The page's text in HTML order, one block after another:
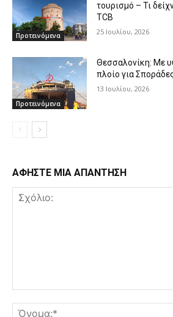
Προτεινόμενα
τουρισμό – Τι
TCB
25 Ιουλίου, 2026
Προτεινόμενα
Θεσσαλονίκη: Με
πλοίο για
13 Ιουλίου, 2026
ΑΦΗΣΤΕ ΜΙΑ ΑΠΑΝΤΗΣΗ